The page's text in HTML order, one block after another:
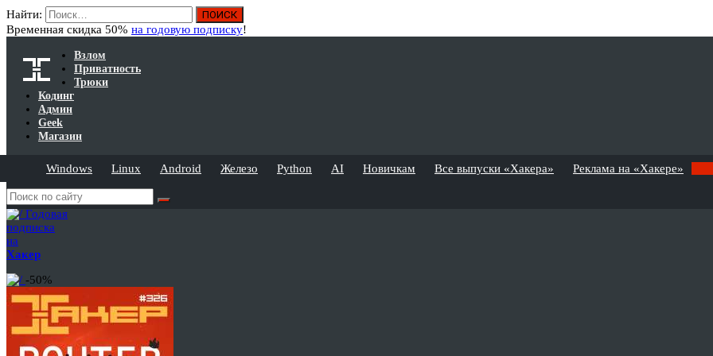
Найти:
Временная скидка 50% на годовую подписку!
Взлом
Приватность
Трюки
Кодинг
Админ
Geek
Магазин
Windows Linux Android Железо Python AI Новичкам Все выпуски «Хакера» Реклама на «Хакере»
Годовая
подписка
на
Хакер
-50%